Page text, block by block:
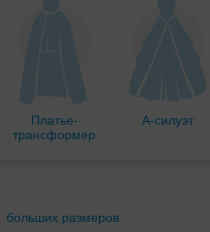
Платье-
трансформер
А-силуэт
больших размеров